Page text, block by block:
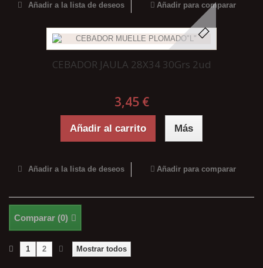
Añadir a la lista de deseos Añadir para comparar
CEBADOR JAULA 28X34 30Grs 2ud
3,45 €
Añadir al carrito Más
Añadir a la lista de deseos Añadir para comparar
Comparar (0)
Mostrar todos
1 2